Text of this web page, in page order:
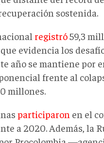
sostenida.
registró59,3
evidencia los
año se mantiene por
frente al
millones.
participaron en el
a 2020. Además, la